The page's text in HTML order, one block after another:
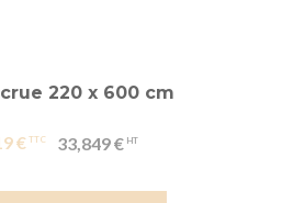
220 x 600 cm
€ 33,849 €